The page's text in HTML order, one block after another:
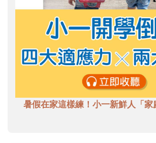
暑假在家這樣練！小一新鮮人「家